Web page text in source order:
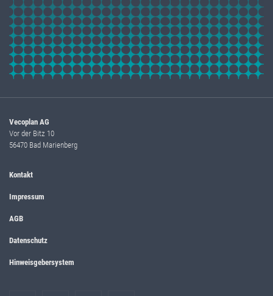
Vecoplan AG
Vor der Bitz 10
56470 Bad Marienberg
Kontakt
Impressum
AGB
Datenschutz
Hinweisgebersystem